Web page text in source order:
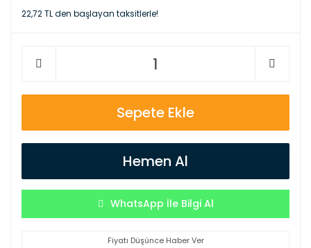
22,72 TL den başlayan taksitlerle!
Sepete Ekle
Hemen Al
WhatsApp İle Bilgi Al
Fiyatı Düşünce Haber Ver